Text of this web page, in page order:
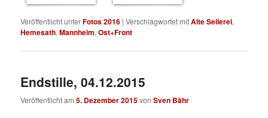
Veröffentlicht unterFotos 2016 |Verschlagwortet mitAlte Seilerei,
Hemesath,Mannheim,Ost+Front
Endstille, 04.12.2015
Veröffentlicht am5. Dezember 2015vonSven Bähr